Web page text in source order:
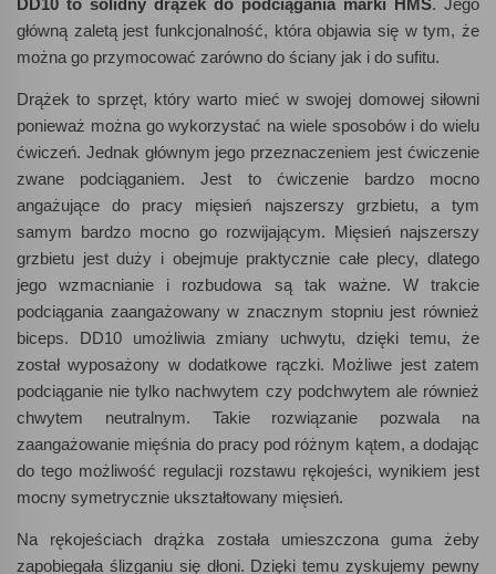
główną zaletą jest funkcjonalność, która objawia się w tym, że
można go przymocować zarówno do ściany jak i do sufitu.
Drążek to sprzęt, który warto mieć w swojej domowej siłowni
ponieważ można go wykorzystać na wiele sposobów i do wielu
ćwiczeń. Jednak głównym jego przeznaczeniem jest ćwiczenie
zwane podciąganiem. Jest to ćwiczenie bardzo mocno
angażujące do pracy mięsień najszerszy grzbietu, a tym
samym bardzo mocno go rozwijającym. Mięsień najszerszy
grzbietu jest duży i obejmuje praktycznie całe plecy, dlatego
jego wzmacnianie i rozbudowa są tak ważne. W trakcie
podciągania zaangażowany w znacznym stopniu jest również
biceps. DD10 umożliwia zmiany uchwytu, dzięki temu, że
został wyposażony w dodatkowe rączki. Możliwe jest zatem
podciąganie nie tylko nachwytem czy podchwytem ale również
chwytem neutralnym. Takie rozwiązanie pozwala na
zaangażowanie mięśnia do pracy pod różnym kątem, a dodając
do tego możliwość regulacji rozstawu rękojeści, wynikiem jest
mocny symetrycznie ukształtowany mięsień.
Na rękojeściach drążka została umieszczona guma żeby
zapobiegała ślizganiu się dłoni. Dzięki temu zyskujemy pewny